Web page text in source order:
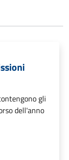
gli
dell'anno